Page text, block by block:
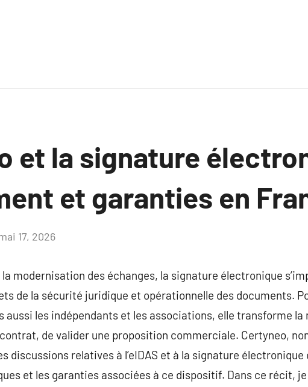
et la signature
et garanties en
17, 2026
modernisation des échanges, la signature électronique
de la sécurité juridique et opérationnelle des documents.
les indépendants et les associations, elle transforme la
contrat, de valider une proposition commerciale. Certyneo,
discussions relatives à l’eIDAS et à la signature
et les garanties associées à ce dispositif. Dans ce récit,